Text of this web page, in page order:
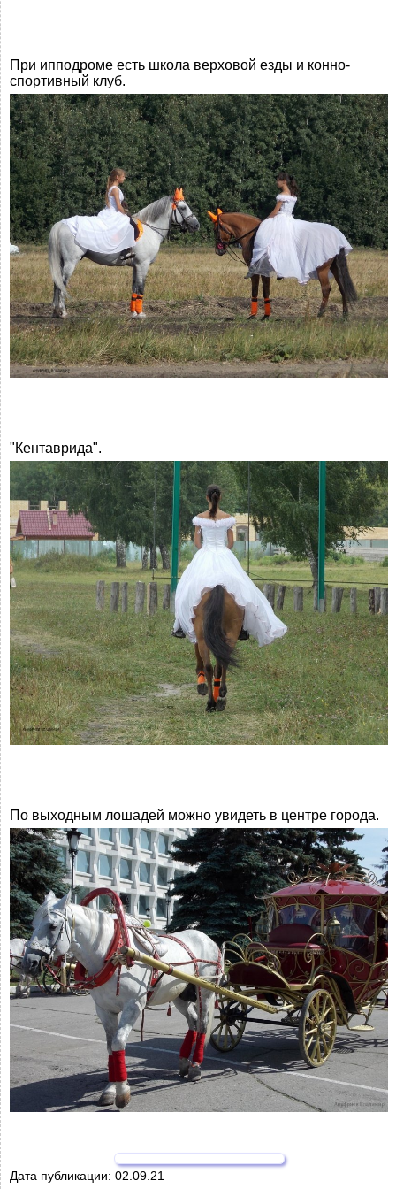
При ипподроме есть школа верховой езды и конно-
спортивный клуб.
"Кентаврида".
По выходным лошадей можно увидеть в центре города.
Дата публикации: 02.09.21